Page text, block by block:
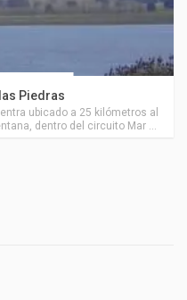
Piedras
ubicado a 25 kilómetros al
dentro del circuito Mar y